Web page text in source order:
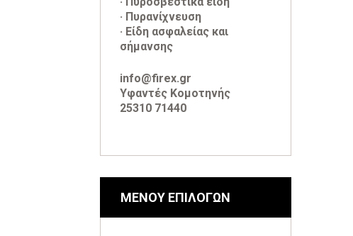
· Πυρανίχνευση
· Είδη ασφαλείας και
σήμανσης
info@firex.gr
Υφαντές Κομοτηνής
25310 71440
ΜΕΝΟΥ ΕΠΙΛΟΓΩΝ